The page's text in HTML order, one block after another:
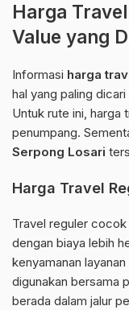
Harga
Value yang
Informasi harga
hal yang paling
Untuk rute ini, harga
penumpang.
Serpong Losari
Harga Travel
Travel reguler
dengan biaya lebih
kenyamanan
digunakan bersama
berada dalam jalur